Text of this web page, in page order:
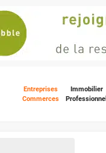
Entreprises
Commerces
Immobilier
Professionnel